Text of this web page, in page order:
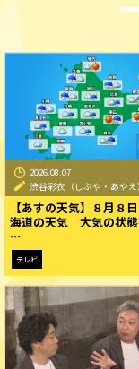
2026.08.07
渋谷彩衣（しぶや・あやえ）
【あすの天気】８月８
海道の天気 大気の状
…
テレビ